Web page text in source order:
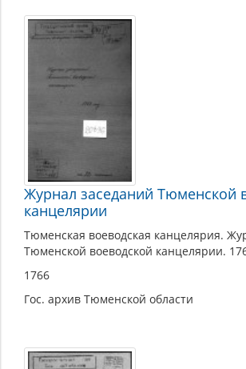
Журнал заседаний Тюменской
канцелярии
Тюменская воеводская канцелярия.
Тюменской воеводской канцелярии.
1766
Гос. архив Тюменской области